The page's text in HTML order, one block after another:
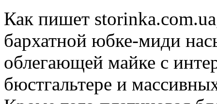
Как пишет
бархатной юбке-миди
облегающей майке с
бюстгальтере и